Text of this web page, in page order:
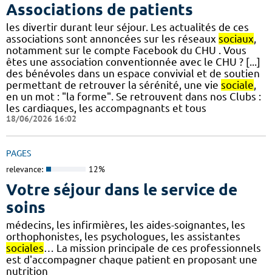
Associations de patients
les divertir durant leur séjour. Les actualités de ces
associations sont annoncées sur les réseaux sociaux,
notamment sur le compte Facebook du CHU . Vous
êtes une association conventionnée avec le CHU ? [...]
des bénévoles dans un espace convivial et de soutien
permettant de retrouver la sérénité, une vie sociale,
en un mot : "la forme". Se retrouvent dans nos Clubs :
les cardiaques, les accompagnants et tous
18/06/2026 16:02
PAGES
relevance: 12%
Votre séjour dans le service de
soins
médecins, les infirmières, les aides-soignantes, les
orthophonistes, les psychologues, les assistantes
sociales … La mission principale de ces professionnels
est d'accompagner chaque patient en proposant une
nutrition